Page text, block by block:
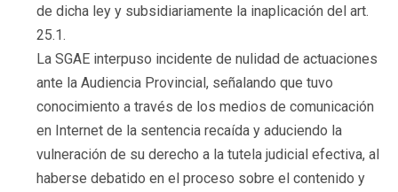
de dicha ley y subsidiariamente la inaplicación del art.
25.1.
La SGAE interpuso incidente de nulidad de actuaciones
ante la Audiencia Provincial, señalando que tuvo
conocimiento a través de los medios de comunicación
en Internet de la sentencia recaída y aduciendo la
vulneración de su derecho a la tutela judicial efectiva, al
haberse debatido en el proceso sobre el contenido y